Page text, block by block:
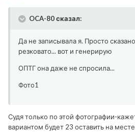
OCA-80 сказал:
Да не записывала я. Просто
резковато... вот и генерирую
ОПТГ она даже не спросила...
Фото1
Судя только по этой фотографии-
вариантом будет 23 оставить на